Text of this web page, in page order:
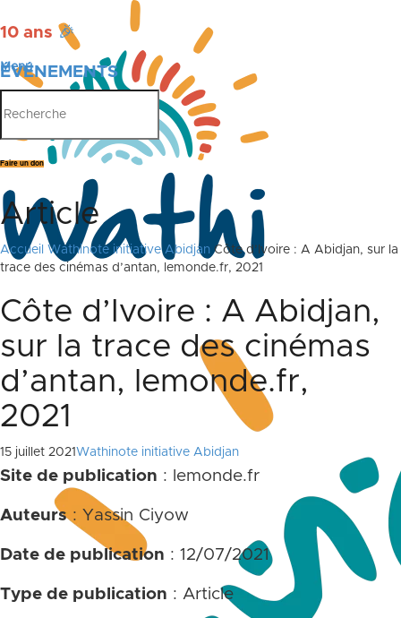
10 ans 🎉
ÉVÉNEMENTS
PUBLICATIONS
Menu
Faire un don
Article
Accueil Wathinote initiative Abidjan Côte d’Ivoire : A Abidjan, sur la
trace des cinémas d’antan, lemonde.fr, 2021
Côte d’Ivoire : A Abidjan,
sur la trace des cinémas
d’antan, lemonde.fr,
2021
15 juillet 2021 Wathinote initiative Abidjan
Site de publication : lemonde.fr
Auteurs: Yassin Ciyow
Date de publication : 12/07/2021
Type de publication : Article